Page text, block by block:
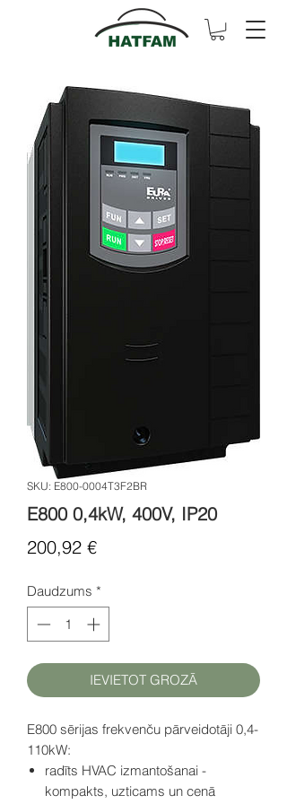
SKU: E800-0004T3F2BR
E800 0,4kW, 400V, IP20
200,92 €Cena
Daudzums *
IEVIETOT GROZĀ
E800 sērijas frekvenču pārveidotāji 0,4-
110kW:
radīts HVAC izmantošanai -
kompakts, uzticams un cenā